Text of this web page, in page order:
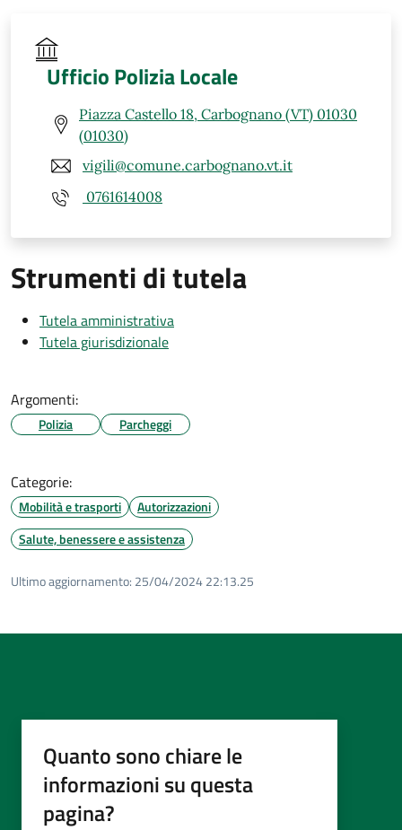
Ufficio Polizia Locale
Piazza Castello 18, Carbognano (VT) 01030
(01030)
vigili@comune.carbognano.vt.it
0761614008
Strumenti di tutela
Tutela amministrativa
Tutela giurisdizionale
Argomenti:
Polizia Parcheggi
Categorie:
Mobilità e trasporti
Autorizzazioni
Salute, benessere e assistenza
Ultimo aggiornamento: 25/04/2024 22:13.25
Quanto sono chiare le
informazioni su questa
pagina?